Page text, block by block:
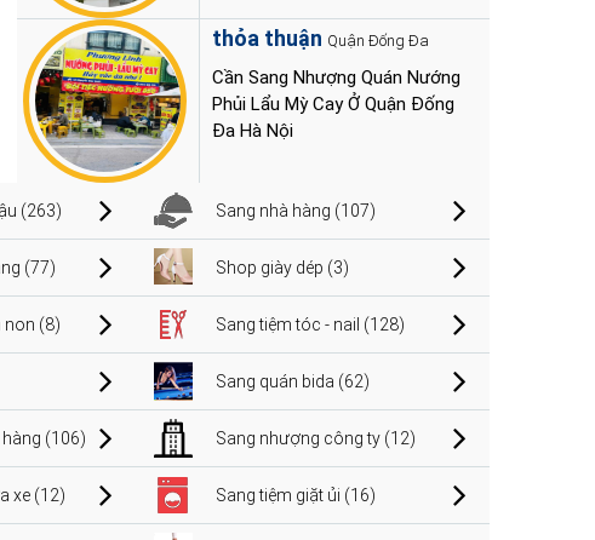
thỏa thuận Quận Đống Đa
Cần Sang Nhượng Quán Nướng
Phủi Lẩu Mỳ Cay Ở Quận Đống
Đa Hà Nội
(263) Sang nhà hàng (107)
(77) Shop giày dép (3)
non (8) Sang tiệm tóc - nail (128)
Sang quán bida (62)
(106) Sang nhượng công ty (12)
xe (12) Sang tiệm giặt ủi (16)